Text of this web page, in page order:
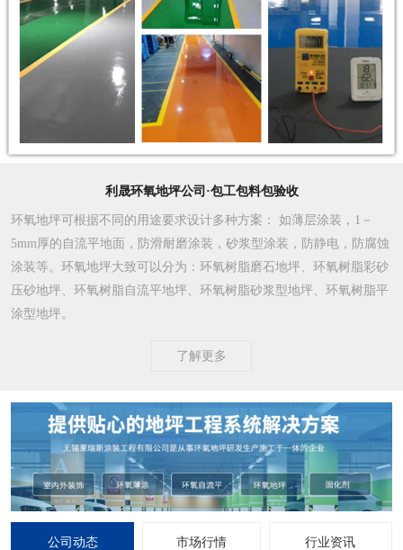
利晟环氧地坪公司·包工包料包验收
环氧地坪可根据不同的用途要求设计多种方案 ： 如薄层涂装，1－
5mm厚的自流平地面，防滑耐磨涂装，砂浆型涂装，防静电，防腐蚀
涂装等。环氧地坪大致可以分为：环氧树脂磨石地坪、环氧树脂彩砂
压砂地坪、环氧树脂自流平地坪、环氧树脂砂浆型地坪、环氧树脂平
涂型地坪。
了解更多
公司动态 市场行情 行业资讯